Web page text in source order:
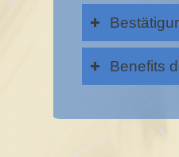
Benefits